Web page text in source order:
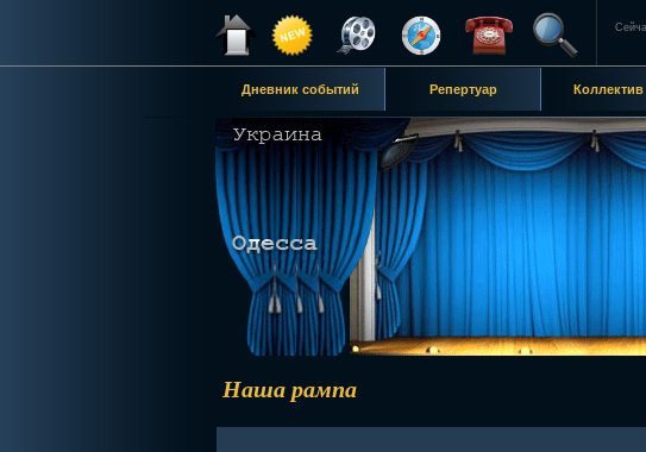
Дневник событий Репертуар Коллектив
Наша рампа